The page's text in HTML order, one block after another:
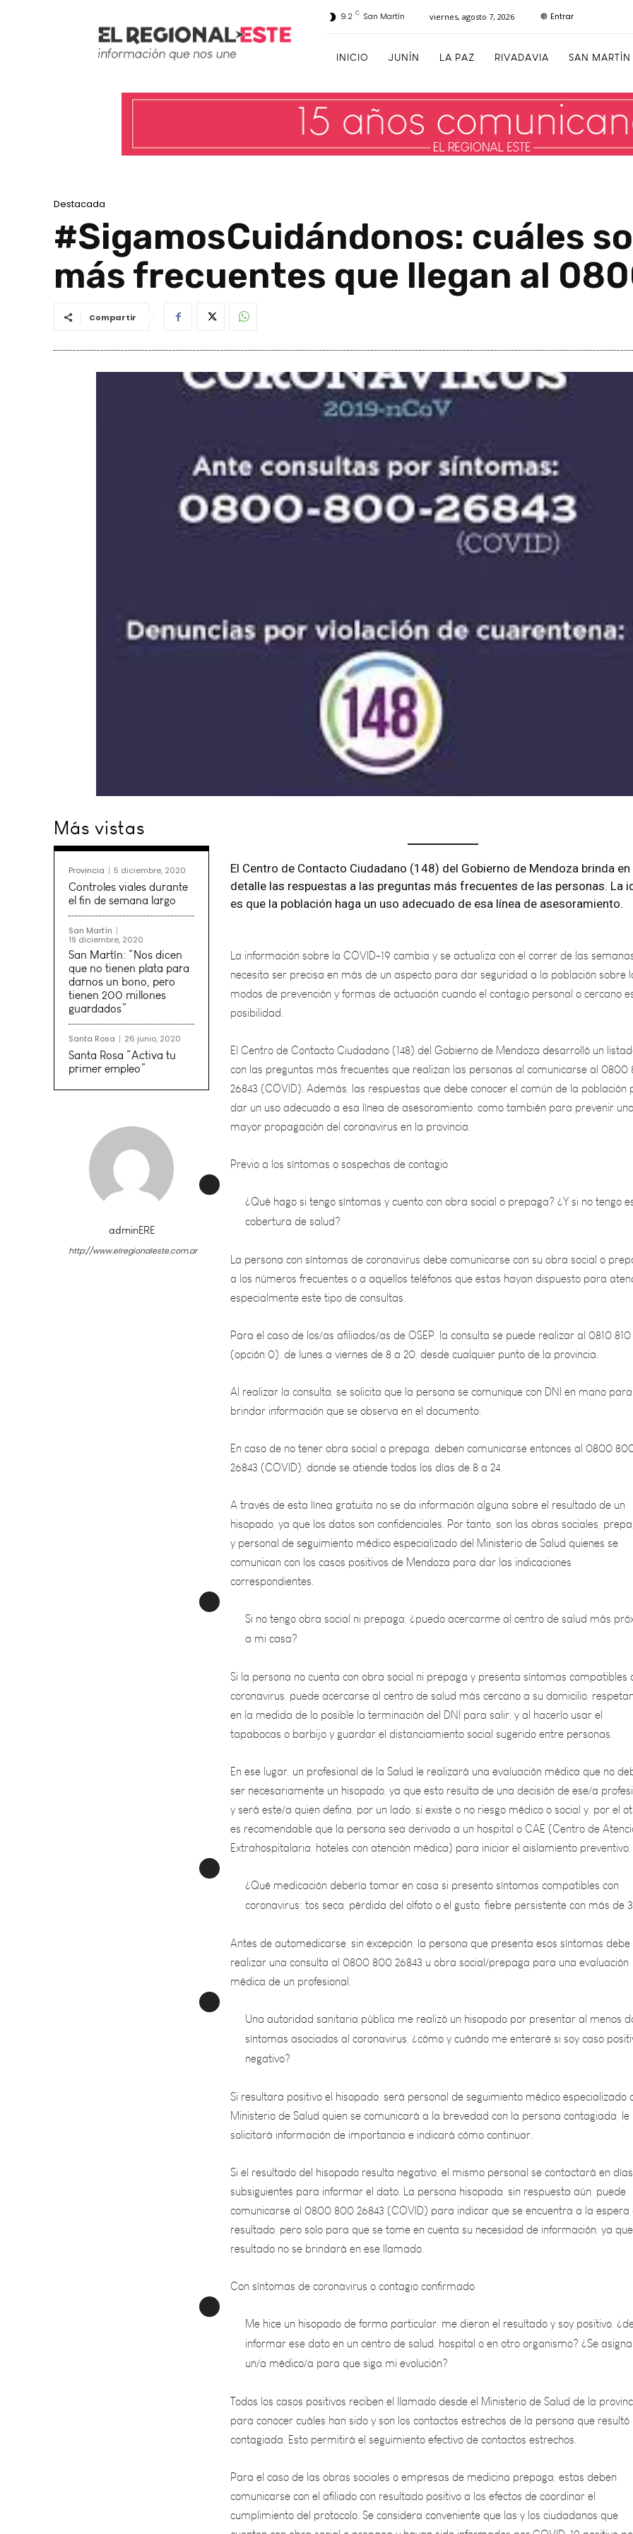
9.2 C San Martín viernes, agosto 7, 2026 Entrar
INICIO JUNÍN LA PAZ RIVADAVIA SAN MARTÍN
Destacada
#SigamosCuidándonos: cuáles
más frecuentes que llegan al
Compartir
Más vistas
Provincia 5 diciembre, 2020
Controles viales durante
el fin de semana largo
San Martín
19 diciembre, 2020
San Martín: “Nos dicen
que no tienen plata para
darnos un bono, pero
tienen 200 millones
guardados”
Santa Rosa 26 junio, 2020
Santa Rosa “Activa tu
primer empleo”
adminERE
http://www.elregionaleste.com.ar
El Centro de Contacto Ciudadano (148) del Gobierno de Mendoza brinda en
detalle las respuestas a las preguntas más frecuentes de las personas. La
es que la población haga un uso adecuado de esa línea de asesoramiento.
La información sobre la COVID-19 cambia y se actualiza con el correr de las semanas, y
necesita ser precisa en más de un aspecto para dar seguridad a la población
modos de prevención y formas de actuación cuando el contagio personal o cercano
posibilidad.
El Centro de Contacto Ciudadano (148) del Gobierno de Mendoza desarrolló un listado
con las preguntas más frecuentes que realizan las personas al comunicarse al 0800
26843 (COVID). Además, las respuestas que debe conocer el común de la
dar un uso adecuado a esa línea de asesoramiento, como también para prevenir
mayor propagación del coronavirus en la provincia.
Previo a los síntomas o sospechas de contagio
¿Qué hago si tengo síntomas y cuento con obra social o prepaga? ¿Y si no tengo esa
cobertura de salud?
La persona con síntomas de coronavirus debe comunicarse con su obra social o prepaga
a los números frecuentes o a aquellos teléfonos que estas hayan dispuesto para
especialmente este tipo de consultas.
Para el caso de los/as afiliados/as de OSEP, la consulta se puede realizar al 0810 810 1033
(opción 0), de lunes a viernes de 8 a 20, desde cualquier punto de la provincia.
Al realizar la consulta, se solicita que la persona se comunique con DNI en mano para
brindar información que se observa en el documento.
En caso de no tener obra social o prepaga, deben comunicarse entonces al 0800 800
26843 (COVID), donde se atiende todos los días de 8 a 24.
A través de esta línea gratuita no se da información alguna sobre el resultado de un
hisopado, ya que los datos son confidenciales. Por tanto, son las obras sociales, prepagas
y personal de seguimiento médico especializado del Ministerio de Salud quienes se
comunican con los casos positivos de Mendoza para dar las indicaciones
correspondientes.
Si no tengo obra social ni prepaga, ¿puedo acercarme al centro de salud más próximo
a mi casa?
Si la persona no cuenta con obra social ni prepaga y presenta síntomas compatibles con
coronavirus, puede acercarse al centro de salud más cercano a su domicilio,
en la medida de lo posible la terminación del DNI para salir, y al hacerlo usar el
tapabocas o barbijo y guardar el distanciamiento social sugerido entre personas.
En ese lugar, un profesional de la Salud le realizará una evaluación médica que no debe
ser necesariamente un hisopado, ya que esto resulta de una decisión de ese/a
y será este/a quien defina, por un lado, si existe o no riesgo médico o social y, por
es recomendable que la persona sea derivada a un hospital o CAE (Centro de
Extrahospitalaria, hoteles con atención médica) para iniciar el aislamiento preventivo.
¿Qué medicación debería tomar en casa si presento síntomas compatibles con
coronavirus: tos seca, pérdida del olfato o el gusto, fiebre persistente con más de 37°?
Antes de automedicarse, sin excepción, la persona que presenta esos síntomas debe
realizar una consulta al 0800 800 26843 u obra social/prepaga para una evaluación
médica de un profesional.
Una autoridad sanitaria pública me realizó un hisopado por presentar al menos dos
síntomas asociados al coronavirus, ¿cómo y cuándo me enteraré si soy caso
negativo?
Si resultara positivo el hisopado, será personal de seguimiento médico especializado del
Ministerio de Salud quien se comunicará a la brevedad con la persona contagiada, le
solicitará información de importancia e indicará cómo continuar.
Si el resultado del hisopado resulta negativo, el mismo personal se contactará en días
subsiguientes para informar el dato. La persona hisopada, sin respuesta aún, puede
comunicarse al 0800 800 26843 (COVID) para indicar que se encuentra a la espera del
resultado, pero solo para que se tome en cuenta su necesidad de información, ya
resultado no se brindará en ese llamado.
Con síntomas de coronavirus o contagio confirmado
Me hice un hisopado de forma particular, me dieron el resultado y soy positivo, ¿debo
informar ese dato en un centro de salud, hospital o en otro organismo? ¿Se
un/a médico/a para que siga mi evolución?
Todos los casos positivos reciben el llamado desde el Ministerio de Salud de la provincia
para conocer cuáles han sido y son los contactos estrechos de la persona que resultó
contagiada. Esto permitirá el seguimiento efectivo de contactos estrechos.
Para el caso de las obras sociales o empresas de medicina prepaga, estas deben
comunicarse con el afiliado con resultado positivo a los efectos de coordinar el
cumplimiento del protocolo. Se considera conveniente que las y los ciudadanos que
cuenten con obra social o prepaga y hayan sido informados por COVID-19 positivo por un